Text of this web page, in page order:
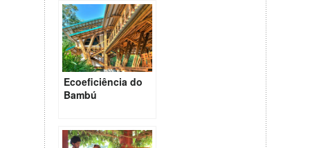
Ecoeficiência do
Bambú